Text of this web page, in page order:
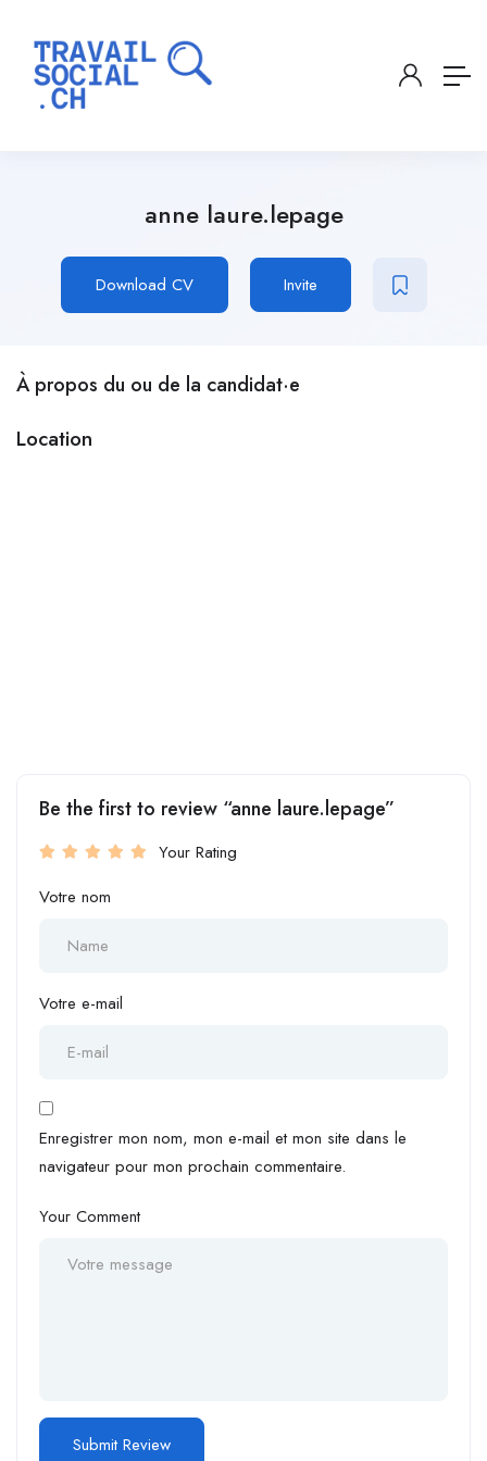
anne laure.lepage
Download CV Invite
À propos du ou de la candidat·e
Location
Be the first to review “anne laure.lepage”
Your Rating
Votre nom
Votre e-mail
Enregistrer mon nom, mon e-mail et mon site dans le
navigateur pour mon prochain commentaire.
Your Comment